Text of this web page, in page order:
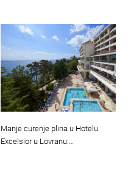
Manje curenje plina u Hotelu
Excelsior u Lovranu:…